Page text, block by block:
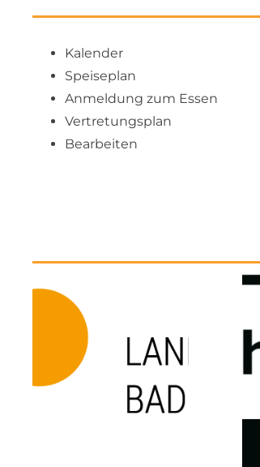
Kalender
Speiseplan
Anmeldung zum Essen
Vertretungsplan
Bearbeiten